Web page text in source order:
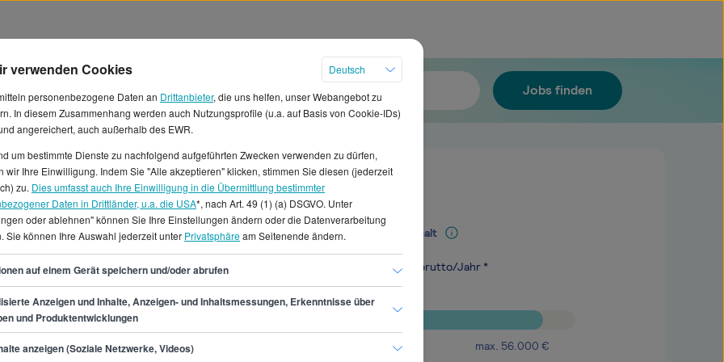
Jobs finden
in Dresden
Dresden voraussichtlich
Gehalt von mindestens
45.200 €. Damit
der Stunde.*In Dresden
3 verfügbare
Vollzeit- und Teilzeitjobs,
in in Dresden.
Mediangehalt
45.200 € brutto/Jahr *
max. 56.000 €
verwenden Cookies
Deutsch
personenbezogene Daten an Drittanbieter, die uns helfen, unser Webangebot zu
In diesem Zusammenhang werden auch Nutzungsprofile (u.a. auf Basis von Cookie-IDs)
angereichert, auch außerhalb des EWR.
um bestimmte Dienste zu nachfolgend aufgeführten Zwecken verwenden zu dürfen,
wir Ihre Einwilligung. Indem Sie "Alle akzeptieren" klicken, stimmen Sie diesen (jederzeit
zu. Dies umfasst auch Ihre Einwilligung in die Übermittlung bestimmter
Daten in Drittländer, u.a. die USA*, nach Art. 49 (1) (a) DSGVO. Unter
oder ablehnen" können Sie Ihre Einstellungen ändern oder die Datenverarbeitung
Sie können Ihre Auswahl jederzeit unter Privatsphäream Seitenende ändern.
auf einem Gerät speichern und/oder abrufen
Anzeigen und Inhalte, Anzeigen- und Inhaltsmessungen, Erkenntnisse über
und Produktentwicklungen
anzeigen (Soziale Netzwerke, Videos)